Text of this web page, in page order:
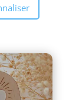
prix
initial
22,00€.
prix
actuel
12,00€.